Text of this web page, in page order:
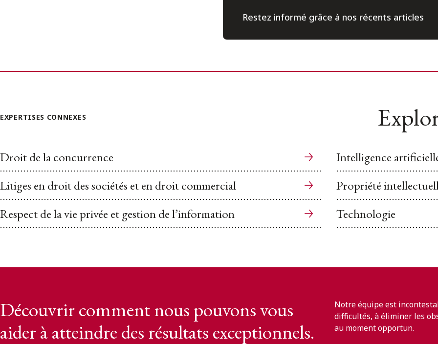
Restez informé grâce à nos récents articles
EXPERTISES CONNEXES
Droit de la concurrence
Intelligence
Litiges en droit des sociétés et en droit commercial
Propriété
Respect de la vie privée et gestion de l’information
Technologie
Découvrir comment nous pouvons vous
aider à atteindre des résultats exceptionnels.
Notre équipe est
difficultés, à éliminer les
au moment opportun.